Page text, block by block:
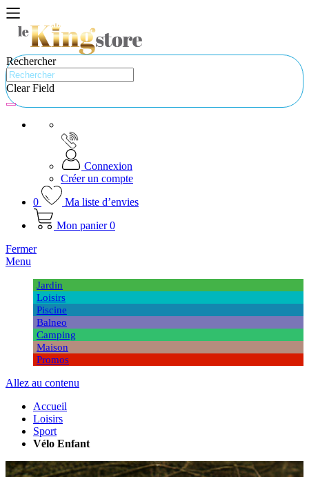
Rechercher
Clear Field
Connexion
Créer un compte
0
Ma liste d’envies
Mon panier 0
Fermer
Menu
Jardin
Loisirs
Piscine
Balneo
Camping
Maison
Promos
Allez au contenu
Accueil
Loisirs
Sport
Vélo Enfant